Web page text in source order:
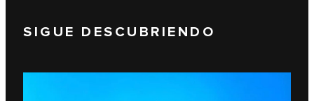
SIGUE DESCUBRIENDO